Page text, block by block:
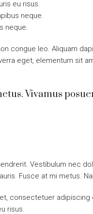
eu risus.
neque.
neque.
congue leo. Aliquam
eget, elementum sit
Vivamus
Vestibulum nec
Fusce at mi metus.
consectetuer adipiscing
risus.